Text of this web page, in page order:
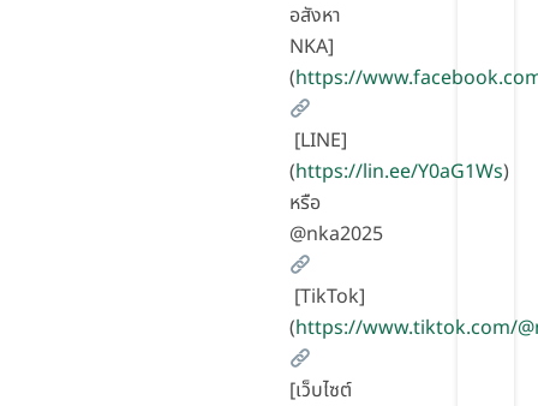
อสังหา
NKA]
(https://
[LINE]
(https://lin.ee/Y0aG1Ws)
หรือ
@nka2025
[TikTok]
(https://www.tiktok.com/
[เว็บไซต์